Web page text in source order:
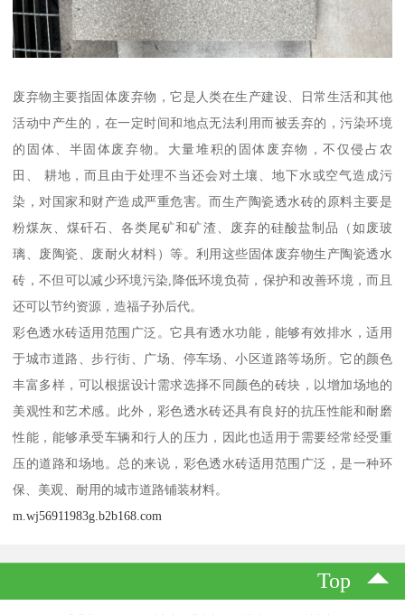
废弃物主要指固体废弃物，它是人类在生产建设、日常生活和其他
活动中产生的，在一定时间和地点无法利用而被丢弃的，污染环境
的固体、半固体废弃物。大量堆积的固体废弃物，不仅侵占农
田、 耕地，而且由于处理不当还会对土壤、地下水或空气造成污
染，对国家和财产造成严重危害。而生产陶瓷透水砖的原料主要是
粉煤灰、煤矸石、各类尾矿和矿渣、废弃的硅酸盐制品（如废玻
璃、废陶瓷、废耐火材料）等。利用这些固体废弃物生产陶瓷透水
砖，不但可以减少环境污染,降低环境负荷，保护和改善环境，而且
还可以节约资源，造福子孙后代。
彩色透水砖适用范围广泛。它具有透水功能，能够有效排水，适用
于城市道路、步行街、广场、停车场、小区道路等场所。它的颜色
丰富多样，可以根据设计需求选择不同颜色的砖块，以增加场地的
美观性和艺术感。此外，彩色透水砖还具有良好的抗压性能和耐磨
性能，能够承受车辆和行人的压力，因此也适用于需要经常经受重
压的道路和场地。总的来说，彩色透水砖适用范围广泛，是一种环
保、美观、耐用的城市道路铺装材料。
m.wj56911983g.b2b168.com
Top